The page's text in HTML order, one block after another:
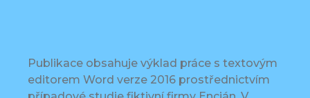
Publikace obsahuje výklad práce s textovým
editorem Word verze 2016 prostřednictvím